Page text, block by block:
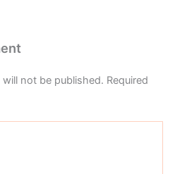
not be published. Required